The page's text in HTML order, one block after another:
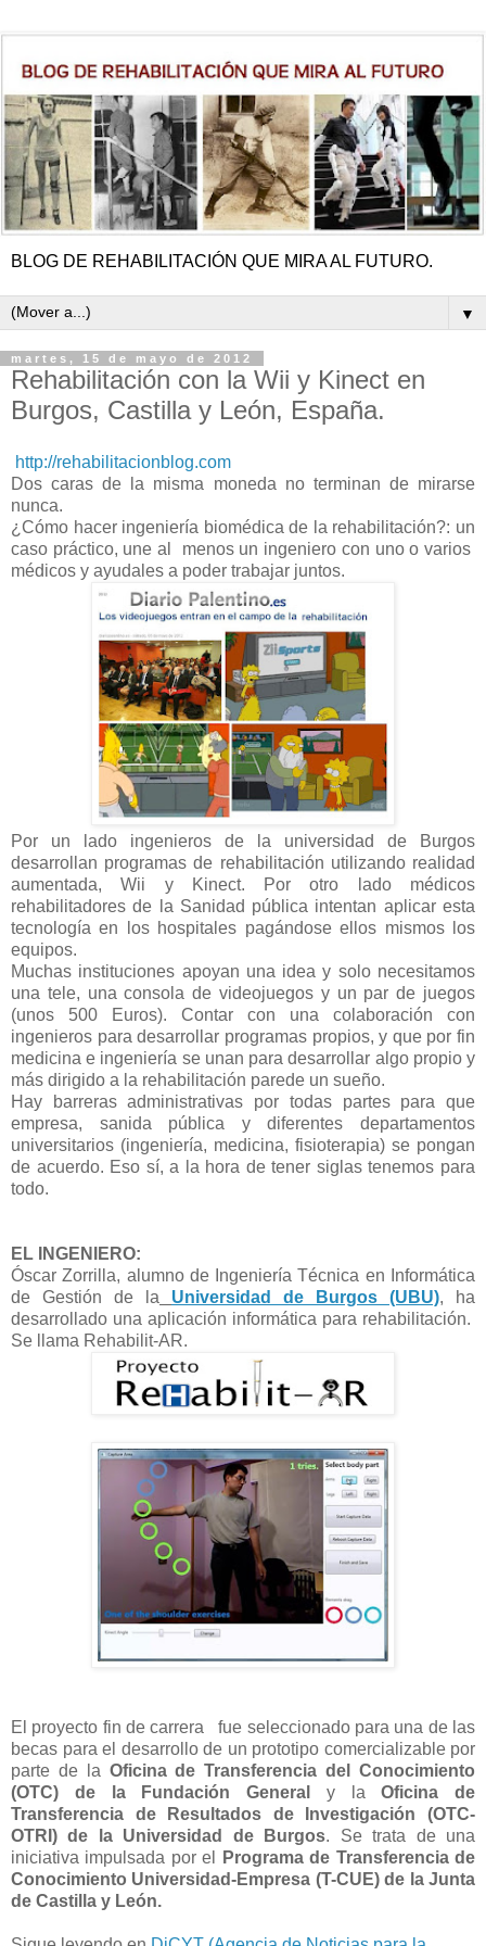
BLOG DE REHABILITACIÓN QUE MIRA AL FUTURO.
▼
martes, 15 de mayo de 2012
Rehabilitación con la Wii y Kinect en
Burgos, Castilla y León, España.
http://rehabilitacionblog.com
Dos caras de la misma moneda no terminan de mirarse
nunca.
¿Cómo hacer ingeniería biomédica de la rehabilitación?: un
caso práctico, une al menos un ingeniero con uno o varios
médicos y ayudales a poder trabajar juntos.
Por un lado ingenieros de la universidad de Burgos
desarrollan programas de rehabilitación utilizando realidad
aumentada, Wii y Kinect. Por otro lado médicos
rehabilitadores de la Sanidad pública intentan aplicar esta
tecnología en los hospitales pagándose ellos mismos los
equipos.
Muchas instituciones apoyan una idea y solo necesitamos
una tele, una consola de videojuegos y un par de juegos
(unos 500 Euros). Contar con una colaboración con
ingenieros para desarrollar programas propios, y que por fin
medicina e ingeniería se unan para desarrollar algo propio y
más dirigido a la rehabilitación parede un sueño.
Hay barreras administrativas por todas partes para que
empresa, sanida pública y diferentes departamentos
universitarios (ingeniería, medicina, fisioterapia) se pongan
de acuerdo. Eso sí, a la hora de tener siglas tenemos para
todo.
EL INGENIERO:
Óscar Zorrilla, alumno de Ingeniería Técnica en Informática
de Gestión de la
Universidad de Burgos (UBU), ha
desarrollado una aplicación informática para rehabilitación.
Se llama Rehabilit-AR.
El proyecto fin de carrera fue seleccionado para una de las
becas para el desarrollo de un prototipo comercializable por
parte de la Oficina de Transferencia del Conocimiento
(OTC) de la Fundación General
y laOficina de
Transferencia de Resultados de Investigación (OTC-
OTRI) de la Universidad de Burgos. Se trata de una
iniciativa impulsada por el
Programa de Transferencia de
Conocimiento Universidad-Empresa (T-CUE) de la Junta
de Castilla y León.